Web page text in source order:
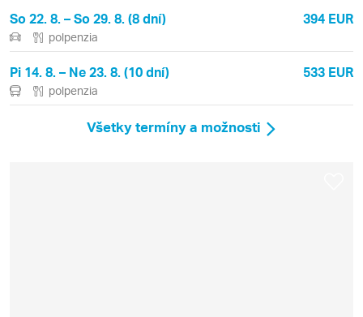
So 22. 8. – So 29. 8. (8 dní) 394 EUR
polpenzia
Pi 14. 8. – Ne 23. 8. (10 dní) 533 EUR
polpenzia
Všetky termíny a možnosti